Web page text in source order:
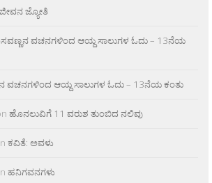
ಜ್ಯೋತಿ
ವಚನಗಳಿಂದ ಆಯ್ದ ಸಾಲುಗಳ ಓದು – 13ನೆಯ
ವಚನಗಳಿಂದ ಆಯ್ದ ಸಾಲುಗಳ ಓದು – 13ನೆಯ ಕಂತು
ಹೊನಲುವಿಗೆ 11 ವರುಶ ತುಂಬಿದ ನಲಿವು
ಕವಿತೆ: ಅವಳು
ಹನಿಗವನಗಳು